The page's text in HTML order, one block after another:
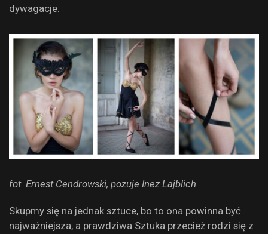
dywagacje.
fot. Ernest Cendrowski, pozuje Inez Lajblich
Skupmy się na jednak sztuce, bo to ona powinna być
najważniejsza, a prawdziwa Sztuka przecież rodzi się z